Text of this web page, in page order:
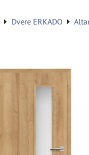
Dvere ERKADO